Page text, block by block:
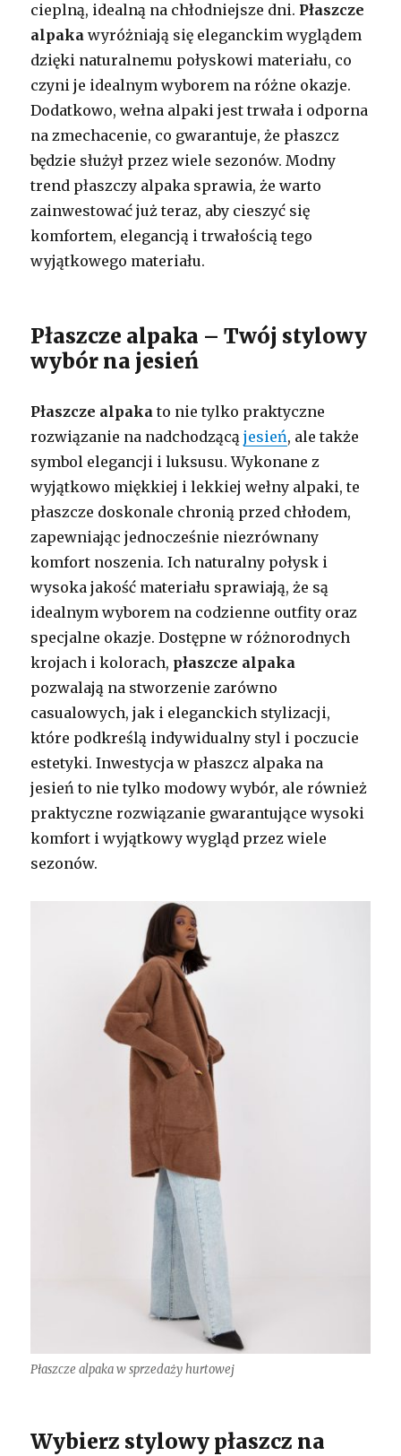
cieplną, idealną na chłodniejsze dni. Płaszcze
alpaka wyróżniają się eleganckim wyglądem
dzięki naturalnemu połyskowi materiału, co
czyni je idealnym wyborem na różne okazje.
Dodatkowo, wełna alpaki jest trwała i odporna
na zmechacenie, co gwarantuje, że płaszcz
będzie służył przez wiele sezonów. Modny
trend płaszczy alpaka sprawia, że warto
zainwestować już teraz, aby cieszyć się
komfortem, elegancją i trwałością tego
wyjątkowego materiału.
Płaszcze alpaka – Twój stylowy
wybór na jesień
Płaszcze alpaka to nie tylko praktyczne
rozwiązanie na nadchodzącąjesień, ale także
symbol elegancji i luksusu. Wykonane z
wyjątkowo miękkiej i lekkiej wełny alpaki, te
płaszcze doskonale chronią przed chłodem,
zapewniając jednocześnie niezrównany
komfort noszenia. Ich naturalny połysk i
wysoka jakość materiału sprawiają, że są
idealnym wyborem na codzienne outfity oraz
specjalne okazje. Dostępne w różnorodnych
krojach i kolorach, płaszcze alpaka
pozwalają na stworzenie zarówno
casualowych, jak i eleganckich stylizacji,
które podkreślą indywidualny styl i poczucie
estetyki. Inwestycja w płaszcz alpaka na
jesień to nie tylko modowy wybór, ale również
praktyczne rozwiązanie gwarantujące wysoki
komfort i wyjątkowy wygląd przez wiele
sezonów.
Płaszcze alpaka w sprzedaży hurtowej
Wybierz stylowy płaszcz na